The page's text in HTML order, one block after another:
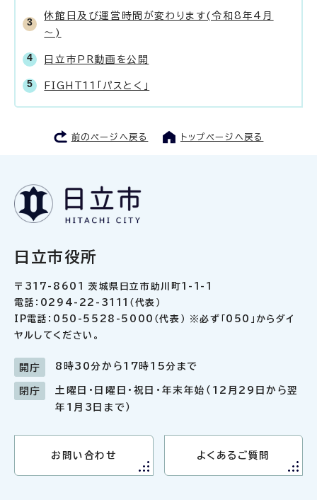
休館日及び運営時間が変わります(令和8年4月
～)
日立市PR動画を公開
FIGHT11「パスとく」
前のページへ戻る トップページへ戻る
日立市役所
〒317-8601 茨城県日立市助川町1-1-1
電話：0294-22-3111（代表）
IP電話：050-5528-5000（代表） ※必ず「050」からダイ
ヤルしてください。
開庁 8時30分から17時15分まで
閉庁
土曜日・日曜日・祝日・年末年始（12月29日から翌
年1月3日まで）
お問い合わせ よくあるご質問